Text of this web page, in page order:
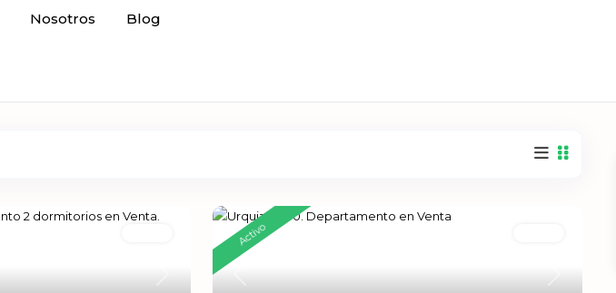
Nosotros Blog
Activo